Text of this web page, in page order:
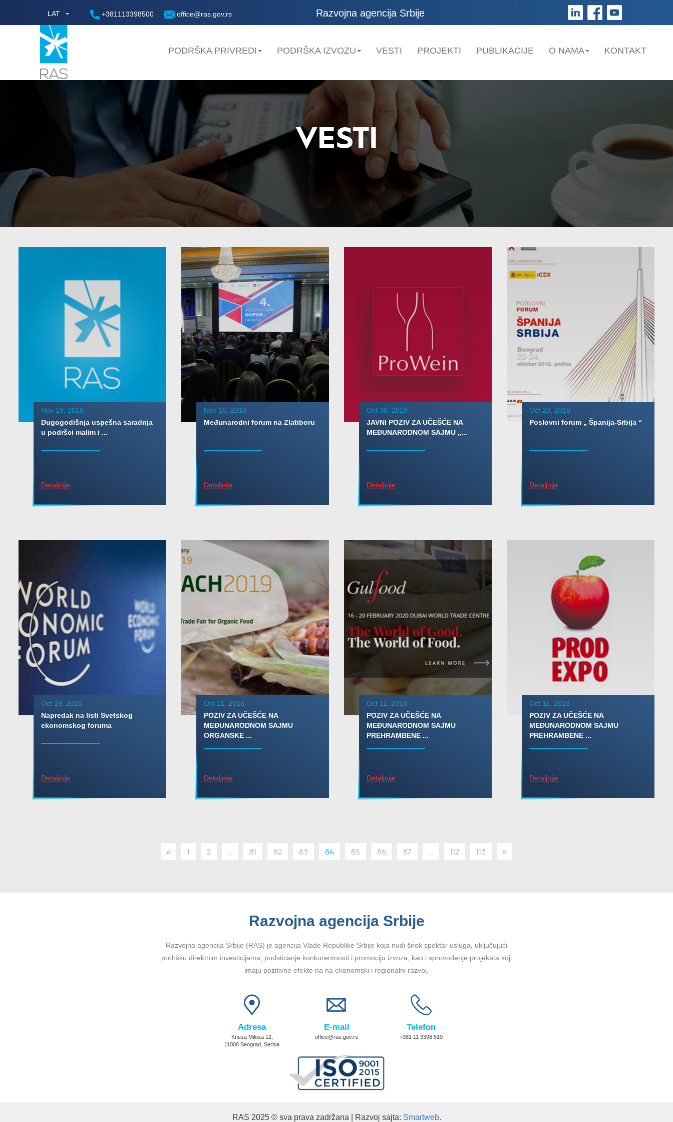
LAT +381113398500 office@ras.gov.rs Razvojna agencija Srbije
;
PODRŠKA PRIVREDI PODRŠKA IZVOZU VESTI PROJEKTI PUBLIKACIJE O NAMA KONTAKT
VESTI
Nov 19, 2018
Dugogodišnja uspešna saradnja
u podršci malim i ...
Detaljnije
Nov 16, 2018
Međunarodni forum na Zlatiboru
Detaljnije
Oct 30, 2018
JAVNI POZIV ZA UČEŠĆE NA
MEĐUNARODNOM SAJMU „...
Detaljnije
Oct 23, 2018
Poslovni forum „ Španija-Srbija “
Detaljnije
Oct 19, 2018
Napredak na listi Svetskog
ekonomskog foruma
Detaljnije
Oct 11, 2018
POZIV ZA UČEŠĆE NA
MEĐUNARODNOM SAJMU
ORGANSKE ...
Detaljnije
Oct 11, 2018
POZIV ZA UČEŠĆE NA
MEĐUNARODNOM SAJMU
PREHRAMBENE ...
Detaljnije
Oct 11, 2018
POZIV ZA UČEŠĆE NA
MEĐUNARODNOM SAJMU
PREHRAMBENE ...
Detaljnije
« 1 2 81 82 83 84 85 86 87 112 113 »
Razvojna agencija Srbije
Razvojna agencija Srbije (RAS) je agencija Vlade Republike Srbije koja nudi širok spektar usluga, uključujući
podršku direktnim investicijama, podsticanje konkurentnosti i promociju izvoza, kao i sprovođenje projekata koji
imaju pozitivne efekte na na ekonomski i regionalni razvoj.
Adresa
Kneza Milosa 12,
11000 Beograd, Serbia
E-mail
office@ras.gov.rs
Telefon
+381 11 3398 510
RAS 2025 © sva prava zadržana | Razvoj sajta: Smartweb.